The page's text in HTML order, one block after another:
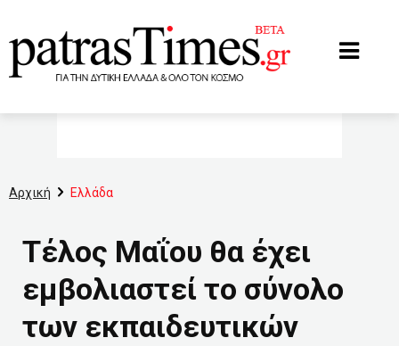
Αρχική Ελλάδα
Tέλος Μαΐου θα έχει
εμβολιαστεί το σύνολο
των εκπαιδευτικών